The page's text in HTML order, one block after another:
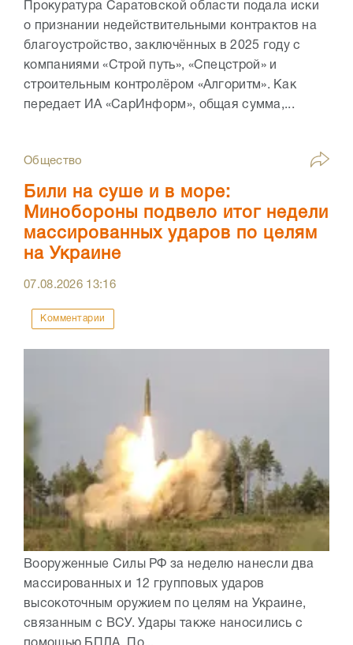
Прокуратура Саратовской области подала иски
о признании недействительными контрактов на
благоустройство, заключённых в 2025 году с
компаниями «Строй путь», «Спецстрой» и
строительным контролёром «Алгоритм». Как
передает ИА «СарИнформ», общая сумма,...
Общество
Били на суше и в море:
Минобороны подвело итог недели
массированных ударов по целям
на Украине
07.08.2026 13:16
Комментарии
Вооруженные Силы РФ за неделю нанесли два
массированных и 12 групповых ударов
высокоточным оружием по целям на Украине,
связанным с ВСУ. Удары также наносились с